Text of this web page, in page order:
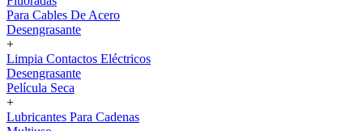
Para Cables De Acero
Desengrasante
+
Limpia Contactos Eléctricos
Desengrasante
Película Seca
+
Lubricantes Para Cadenas